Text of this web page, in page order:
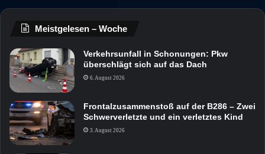
Meistgelesen – Woche
Verkehrsunfall in Schonungen: Pkw
überschlägt sich auf das Dach
6. August 2026
Frontalzusammenstoß auf der B286 – Zwei
Schwerverletzte und ein verletztes Kind
3. August 2026